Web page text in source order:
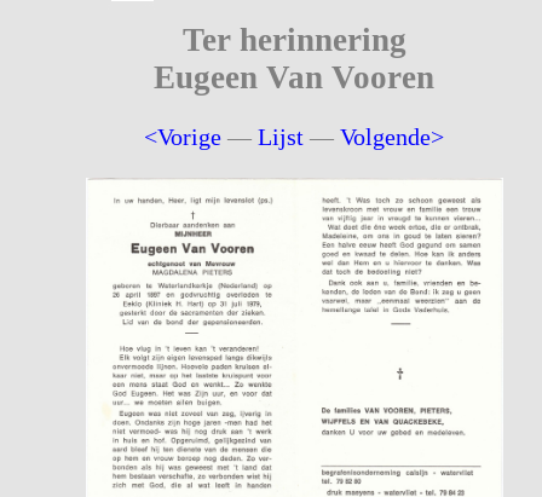
Ter herinnering
Eugeen Van Vooren
<Vorige —Lijst —Volgende>